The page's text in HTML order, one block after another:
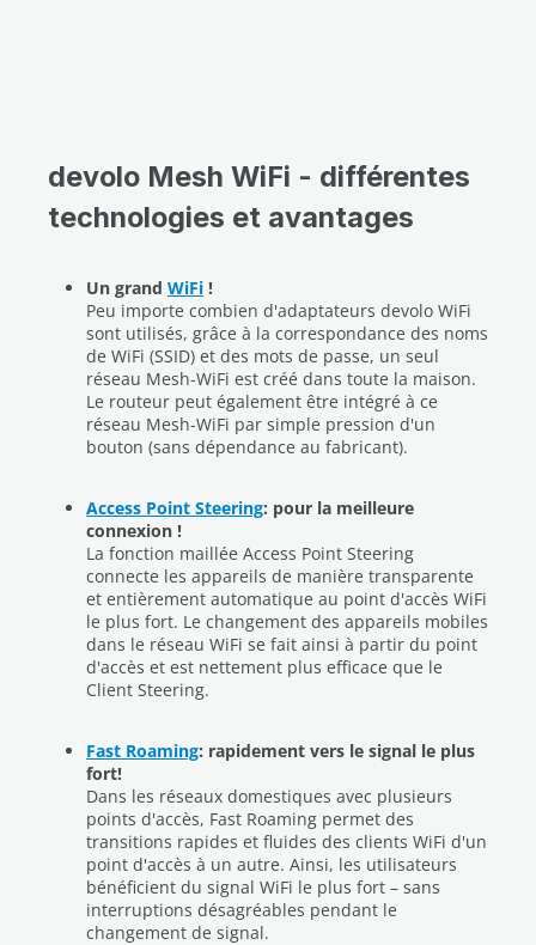
devolo Mesh WiFi - différentes
technologies et avantages
Un grand WiFi !
Peu importe combien d'adaptateurs devolo WiFi
sont utilisés, grâce à la correspondance des noms
de WiFi (SSID) et des mots de passe, un seul
réseau Mesh-WiFi est créé dans toute la maison.
Le routeur peut également être intégré à ce
réseau Mesh-WiFi par simple pression d'un
bouton (sans dépendance au fabricant).
Access Point Steering: pour la meilleure
connexion !
La fonction maillée Access Point Steering
connecte les appareils de manière transparente
et entièrement automatique au point d'accès WiFi
le plus fort. Le changement des appareils mobiles
dans le réseau WiFi se fait ainsi à partir du point
d'accès et est nettement plus efficace que le
Client Steering.
Fast Roaming: rapidement vers le signal le plus
fort!
Dans les réseaux domestiques avec plusieurs
points d'accès, Fast Roaming permet des
transitions rapides et fluides des clients WiFi d'un
point d'accès à un autre. Ainsi, les utilisateurs
bénéficient du signal WiFi le plus fort – sans
interruptions désagréables pendant le
changement de signal.